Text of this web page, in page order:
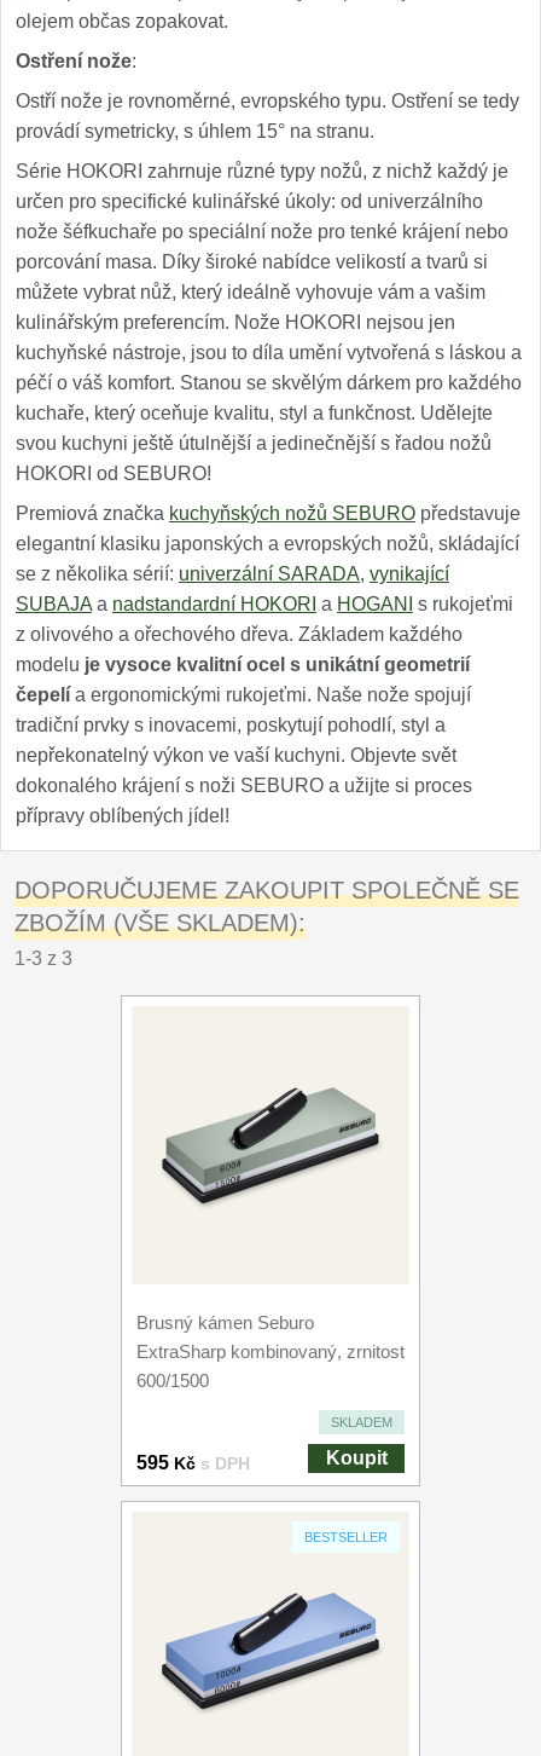
olejem občas zopakovat.
Ostření nože:
Ostří nože je rovnoměrné, evropského typu. Ostření se tedy
provádí symetricky, s úhlem 15° na stranu.
Série HOKORI zahrnuje různé typy nožů, z nichž každý je
určen pro specifické kulinářské úkoly: od univerzálního
nože šéfkuchaře po speciální nože pro tenké krájení nebo
porcování masa. Díky široké nabídce velikostí a tvarů si
můžete vybrat nůž, který ideálně vyhovuje vám a vašim
kulinářským preferencím. Nože HOKORI nejsou jen
kuchyňské nástroje, jsou to díla umění vytvořená s láskou a
péčí o váš komfort. Stanou se skvělým dárkem pro každého
kuchaře, který oceňuje kvalitu, styl a funkčnost. Udělejte
svou kuchyni ještě útulnější a jedinečnější s řadou nožů
HOKORI od SEBURO!
Premiová značka kuchyňských nožů SEBURO představuje
elegantní klasiku japonských a evropských nožů, skládající
se z několika sérií: univerzální SARADA, vynikající
SUBAJA a nadstandardní HOKORI a HOGANI
s rukojeťmi
z olivového a ořechového dřeva. Základem každého
modelu je vysoce kvalitní ocel s unikátní geometrií
čepelí a ergonomickými rukojeťmi. Naše nože spojují
tradiční prvky s inovacemi, poskytují pohodlí, styl a
nepřekonatelný výkon ve vaší kuchyni. Objevte svět
dokonalého krájení s noži SEBURO a užijte si proces
přípravy oblíbených jídel!
DOPORUČUJEME ZAKOUPIT SPOLEČNĚ SE
ZBOŽÍM (VŠE SKLADEM):
1-3 z 3
Brusný kámen Seburo
ExtraSharp kombinovaný, zrnitost
600/1500
SKLADEM
595 Kč s DPH Koupit
BESTSELLER